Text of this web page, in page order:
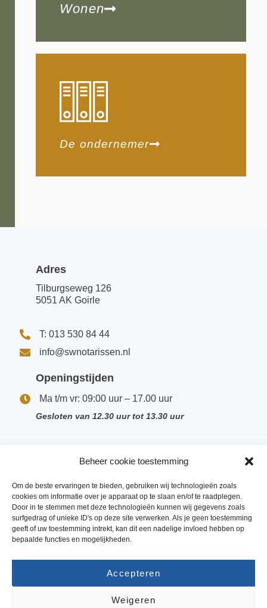
Beheer cookie toestemming
Om de beste ervaringen te bieden, gebruiken wij technologieën zoals
cookies om informatie over je apparaat op te slaan en/of te raadplegen.
Door in te stemmen met deze technologieën kunnen wij gegevens zoals
surfgedrag of unieke ID's op deze site verwerken. Als je geen toestemming
geeft of uw toestemming intrekt, kan dit een nadelige invloed hebben op
bepaalde functies en mogelijkheden.
Accepteren
Weigeren
Wonen
De ondernemer
Adres
Tilburgseweg 126
5051 AK Goirle
T: 013 530 84 44
info@swnotarissen.nl
Openingstijden
Ma t/m vr: 09:00 uur – 17.00 uur
Gesloten van 12.30 uur tot 13.30 uur
Vacatures
Privacyverklaring